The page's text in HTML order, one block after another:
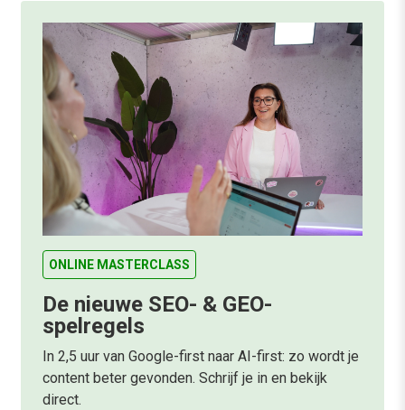
ONLINE MASTERCLASS
De nieuwe SEO- & GEO-
spelregels
In 2,5 uur van Google-first naar AI-first: zo wordt je
content beter gevonden. Schrijf je in en bekijk
direct.